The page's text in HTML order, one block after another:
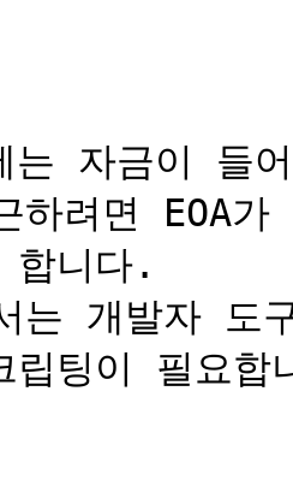
는 자금이 들
려면 EOA
합니다.
는 개발자
립팅이 필요